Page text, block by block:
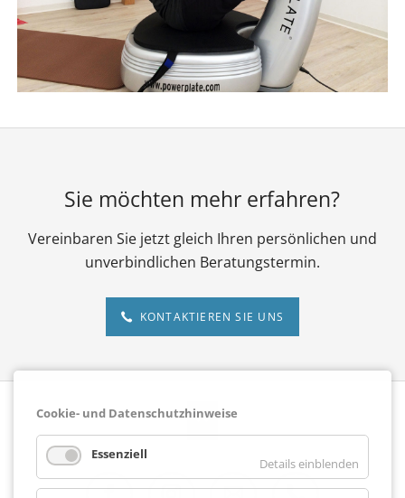
Sie möchten mehr erfahren?
Vereinbaren Sie jetzt gleich Ihren persönlichen und
unverbindlichen Beratungstermin.
KONTAKTIEREN SIE UNS
Cookie- und Datenschutzhinweise
Essenziell
Details einblenden